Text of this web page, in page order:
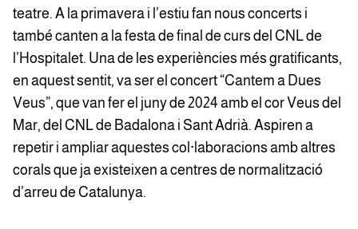
teatre. A la primavera i l’estiu fan nous concerts i
també canten a la festa de final de curs del CNL de
l’Hospitalet. Una de les experiències més gratificants,
en aquest sentit, va ser el concert “Cantem a Dues
Veus”, que van fer el juny de 2024 amb el cor Veus del
Mar, del CNL de Badalona i Sant Adrià. Aspiren a
repetir i ampliar aquestes col·laboracions amb altres
corals que ja existeixen a centres de normalització
d’arreu de Catalunya.